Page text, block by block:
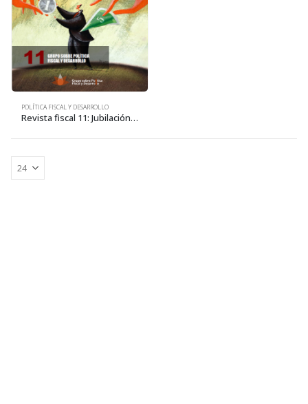
POLÍTICA FISCAL Y DESARROLLO
Revista fiscal 11: Jubilación. Un derecho en riesgo. Aportes para un nuevo sistema de pensiones